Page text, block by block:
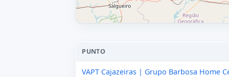
PUNTO
VAPT Cajazeiras | Grupo Barbosa Home